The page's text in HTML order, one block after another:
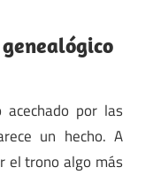
acechado por las
un hecho. A
el trono algo más